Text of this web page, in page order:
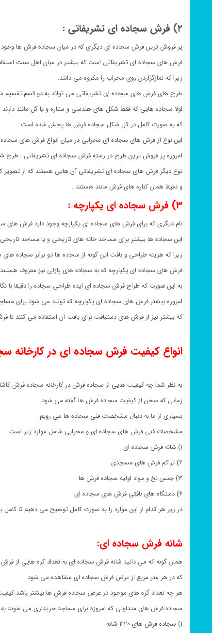
۲) فرش سجاده ای تشریفاتی :
پر فروش ترین فرش سجاده ای دیگری که در میان سجاده فرش ها وجود
فرش های سجاده ای تشریفاتی است که بیشتر در میان اهل سنت
زیرا که نمازگزاردن روی محراب را مکروه می دانند.
طرح های فرش های سجاده ای تشریفاتی می تواند به دو قسم تقسیم
اولا سجاده هایی که فقط شکل های هندسی و ستاره و یا گل مانند دارند
که به صورت کامل در کل شکل سجاده فرش ها پخش شده است
این نوع از فرش های سجاده ای محرابی در میان انواع فرش های سجاده
امروزه پر فروش ترین طرح در رسته فرش سجاده ای تشریفاتی ,
نوع دیگر فرش های سجاده ای تشریفاتی آن هایی هستند که از تصویر
و دقیقا همان کناره های فرش مانند هستند .
۳) فرش سجاده ای یکپارچه :
نام دیگری که برای فرش های سجاده ای یکپارچه وجود دارد فرش های
این سجاده ها بیشتر برای مساجد خانه های تاریخی و یا مساجد
زیرا که هزینه طراحی و بافت این گونه از سجاده ها دو برابر سجاده
فرش های سجاده ای پکپارچه که به سجاده های پازلی نیز معروف
به این صورت که طراح فرش سجاده ای ایده طراحی سجاده را دقیقا
امروزه بیشتر فرش های سجاده ای یکپارچه که تولید می شود برای
که بیشتر نیز از فرش های دستبافت برای بافت آن استفاده می کنند تا
انواع کیفیت فرش سجاده ای در کارخانه
به نظر شما چه کیفیت هایی از سجاده فرش در کارخانه سجاده فرش
زمانی که سخن از کیفیت سجاده فرش ها گفته می شود
بسیاری از ما به دنبال مشخصات فنی سجاده ها می رویم
مشخصات فنی فرش های سجاده ای و محرابی شامل موارد زیر است :
۱) شانه فرش سجاده ای
۲) تراکم فرش های مسجدی
۳) جنس نخ و مواد اولیه سجاده فرش ها
۴) دستگاه های بافتی فرش های سجاده ای
در زیر هر کدام از این موارد را به صورت کامل توضیح می دهیم تا کامل
شانه فرش سجاده ای:
همان گونه که می دانید شانه فرش سجاده ای به تعداد گره هایی از
که در هر متر مربع از عرض فرش سجاده ای مشاهده می شود
هر چه تعداد گره های موجود در عرض سجاده فرش ها بیشتر باشد
سجاده فرش های متداولی که امروزه برای مساجد خریداری می شوند
۱) سجاده فرش های ۳۲۰ شانه